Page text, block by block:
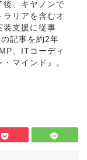
後、キヤノンで
ラリアを含むオ
装支援に従事
記事を約2年
、ITコーディ
マインド』。